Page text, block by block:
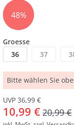
48%
Groesse
36
37
Bitte wählen Sie
UVP 36,99 €
10,99 € 20,99 €